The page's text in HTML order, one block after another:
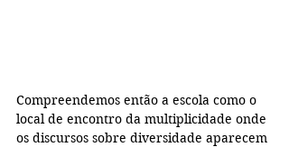
Compreendemos então a escola como o
local de encontro da multiplicidade onde
os discursos sobre diversidade aparecem